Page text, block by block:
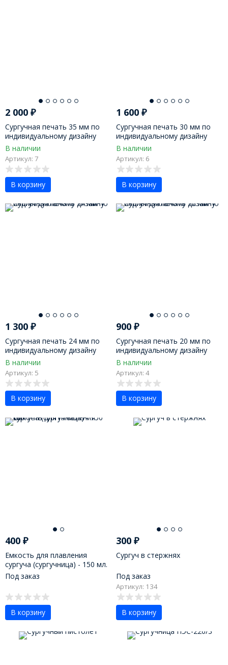
2 000 ₽
Сургучная печать 35 мм по
индивидуальному дизайну
В наличии
Артикул: 7
В корзину
1 600₽
Сургучная печать 30 мм по
индивидуальному дизайну
В наличии
Артикул: 6
В корзину
1 300 ₽
Сургучная печать 24 мм по
индивидуальному дизайну
В наличии
Артикул: 5
В корзину
900₽
Сургучная печать 20 мм по
индивидуальному дизайну
В наличии
Артикул: 4
В корзину
400 ₽
Емкость для плавления
сургуча (сургучница) - 150 мл.
Под заказ
В корзину
300₽
Сургуч в стержнях
Под заказ
Артикул: 134
В корзину